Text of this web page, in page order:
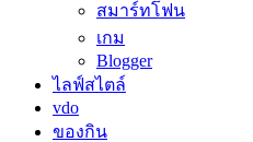
สมาร์ทโฟน
เกม
Blogger
ไลฟ์สไตล์
vdo
ของกิน